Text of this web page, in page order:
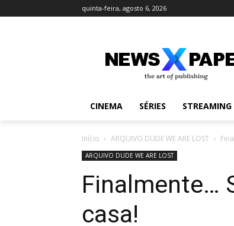
quinta-feira, agosto 6, 2026
CINEMA SÉRIES STREAMING
Início ARQUIVO DUDE WE ARE LOST
ARQUIVO DUDE WE ARE LOST
Finalmente…
casa!